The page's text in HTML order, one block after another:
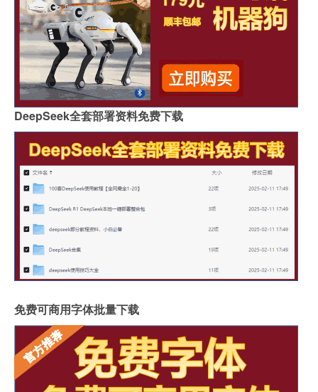
DeepSeek全套部署资料免费下载
免费可商用字体批量下载